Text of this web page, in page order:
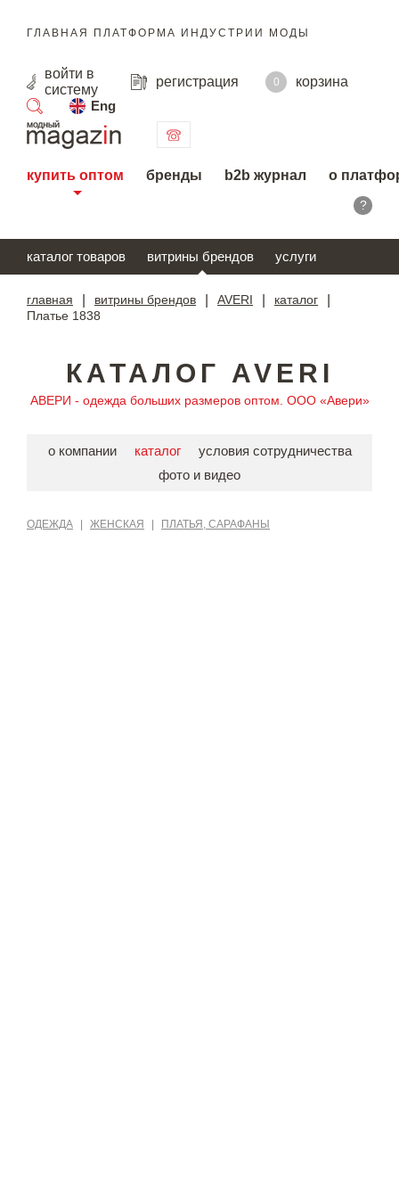
ГЛАВНАЯ ПЛАТФОРМА ИНДУСТРИИ МОДЫ
войти в
систему
регистрация 0
корзина
Eng
поиск
купить оптом бренды b2b журнал о
?
каталог товаров витрины брендов услуги
главная витрины брендов AVERI каталог
Платье 1838
КАТАЛОГ AVERI
АВЕРИ - одежда больших размеров оптом. ООО «Авери»
о компании каталог
условия сотрудничества
фото и видео
ОДЕЖДА ЖЕНСКАЯ ПЛАТЬЯ, САРАФАНЫ